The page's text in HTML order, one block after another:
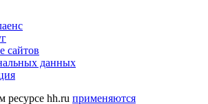
сайтов
данных
hh.ru применяются